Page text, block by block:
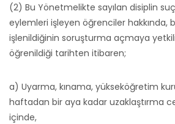
(2) Bu Yönetmelikte sayılan disiplin
eylemleri işleyen öğrenciler hakkında,
işlenildiğinin soruşturma açmaya
öğrenildiği tarihten itibaren;
a) Uyarma, kınama, yükseköğretim
haftadan bir aya kadar uzaklaştırma
içinde,